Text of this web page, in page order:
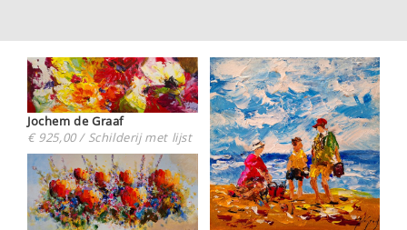
Jochem de Graaf
€ 925,00 / Schilderij met lijst